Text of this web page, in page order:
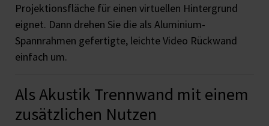
Projektionsfläche für einen virtuellen Hintergrund
eignet. Dann drehen Sie die als Aluminium-
Spannrahmen gefertigte, leichte Video Rückwand
einfach um.
Als Akustik Trennwand mit einem
zusätzlichen Nutzen